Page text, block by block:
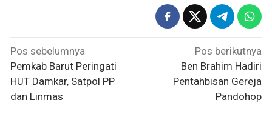
Navigasi
pos
Pos sebelumnya
Pemkab Barut Peringati
HUT Damkar, Satpol PP
dan Linmas
Pos berikutnya
Ben Brahim Hadiri
Pentahbisan Gereja
Pandohop